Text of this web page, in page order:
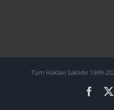
Tüm Hakları Saklıdır 1999-